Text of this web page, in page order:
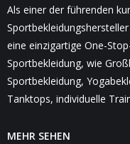
Als einer der führenden
eine einzigartige One-
Sportbekleidung, wie
Sportbekleidung,
Tanktops, individuelle
MEHR SEHEN